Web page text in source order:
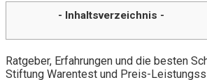
- Inhaltsverzeichnis -
Ratgeber, Erfahrungen und die besten
Stiftung Warentest und Preis-